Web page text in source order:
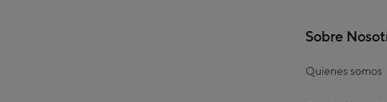
Sobre
Quienes somos